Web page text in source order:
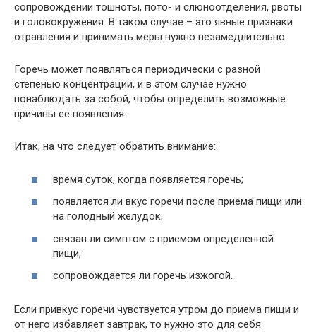
сопровождении тошноты, пото- и слюноотделения, рвоты
и головокружения. В таком случае – это явные признаки
отравления и принимать меры нужно незамедлительно.
Горечь может появляться периодически с разной
степенью концентрации, и в этом случае нужно
понаблюдать за собой, чтобы определить возможные
причины ее появления.
Итак, на что следует обратить внимание:
время суток, когда появляется горечь;
появляется ли вкус горечи после приема пищи или
на голодный желудок;
связан ли симптом с приемом определенной
пищи;
сопровождается ли горечь изжогой.
Если привкус горечи чувствуется утром до приема пищи и
от него избавляет завтрак, то нужно это для себя